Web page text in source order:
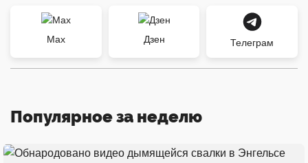
Max Дзен Телеграм
Популярное за неделю